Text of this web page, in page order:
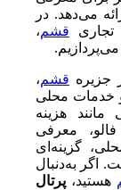
می‌دهد. در
تجاری قشم،
می‌پردازیم.
جزیره قشم،
خدمات محلی
مانند هزینه
معرفی
گزینه‌ای
اگر به‌دنبال
هستید، پرتال